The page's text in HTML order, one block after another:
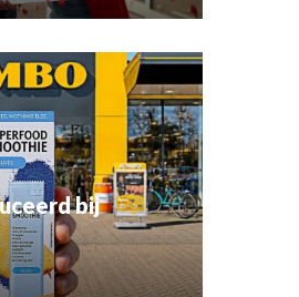
bij